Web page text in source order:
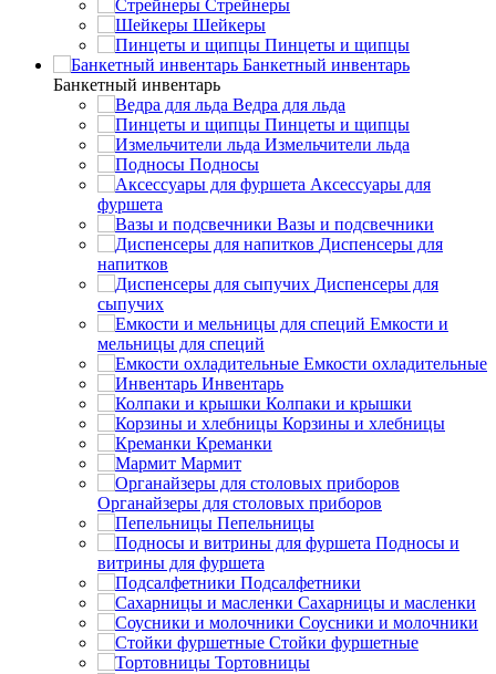
Стрейнеры
Шейкеры
Пинцеты и щипцы
Банкетный инвентарь
Банкетный инвентарь
Ведра для льда
Пинцеты и щипцы
Измельчители льда
Подносы
Аксессуары для
фуршета
Вазы и подсвечники
Диспенсеры для
напитков
Диспенсеры для
сыпучих
Емкости и
мельницы для специй
Емкости охладительные
Инвентарь
Колпаки и крышки
Корзины и хлебницы
Креманки
Мармит
Органайзеры для столовых приборов
Пепельницы
Подносы и
витрины для фуршета
Подсалфетники
Сахарницы и масленки
Соусники и молочники
Стойки фуршетные
Тортовницы